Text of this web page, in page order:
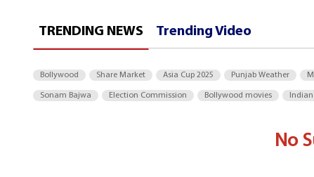
TRENDING NEWS Trending Video
Bollywood Share Market Asia Cup 2025 Punjab Weather
Sonam Bajwa Election Commission Bollywood movies
No